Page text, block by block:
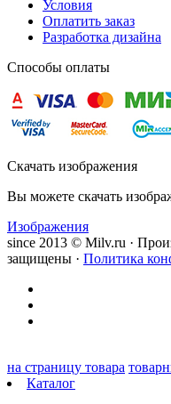
Условия
Оплатить заказ
Разработка дизайна
Способы оплаты
Скачать изображения
Вы можете скачать
Изображения
since 2013 © Milv.ru ·
защищены · Политика
на страницу товара
Каталог